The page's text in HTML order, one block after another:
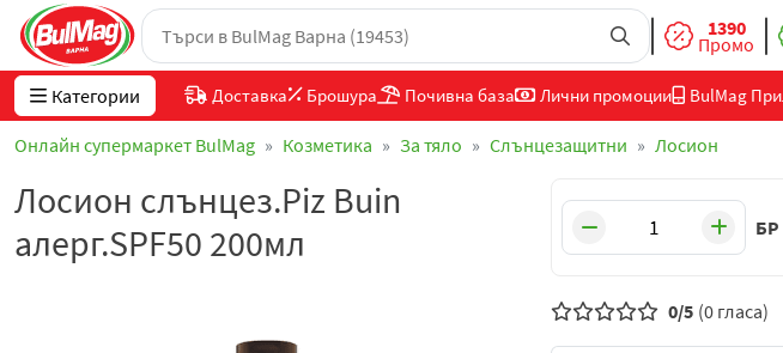
1390
Промо
Категории Доставка Брошура Почивна база Лични промоции BulMag
Онлайн супермаркет BulMag Козметика За тяло Слънцезащитни Лосион
Лосион слънцез.Piz Buin
алерг.SPF50 200мл
БР
0/5 (0 гласа)